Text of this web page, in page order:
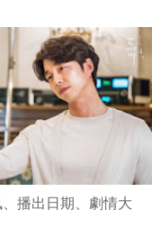
播出日期、劇情大